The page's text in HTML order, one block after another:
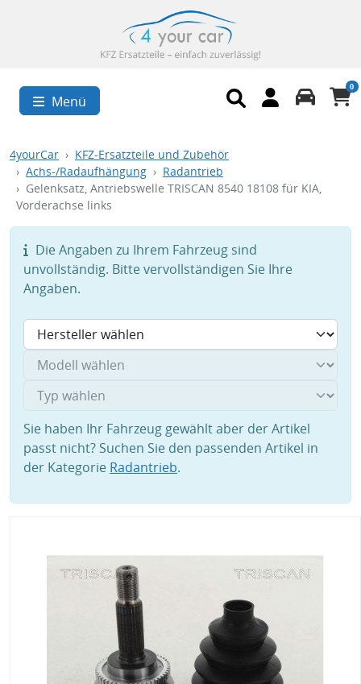
Menü
0
4yourCar
KFZ-Ersatzteile und Zubehör
Achs-/Radaufhängung
Radantrieb
Gelenksatz, Antriebswelle TRISCAN 8540 18108 für KIA,
Vorderachse links
Die Angaben zu Ihrem Fahrzeug sind
unvollständig. Bitte vervollständigen Sie Ihre
Angaben.
Sie haben Ihr Fahrzeug gewählt aber der Artikel
passt nicht? Suchen Sie den passenden Artikel in
der Kategorie Radantrieb.